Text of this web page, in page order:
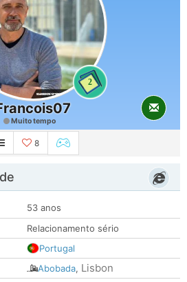
2
Muito tempo
8
53 anos
Relacionamento sério
Portugal
Abobada, Lisbon